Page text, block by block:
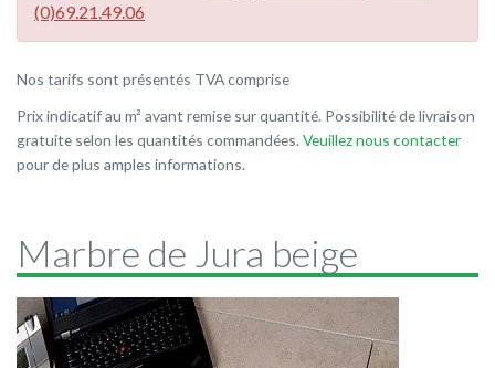
(0)69.21.49.06
Nos tarifs sont présentés TVA comprise
Prix indicatif au m² avant remise sur quantité. Possibilité de livraison
gratuite selon les quantités commandées. Veuillez nous contacter
pour de plus amples informations.
Marbre de Jura beige